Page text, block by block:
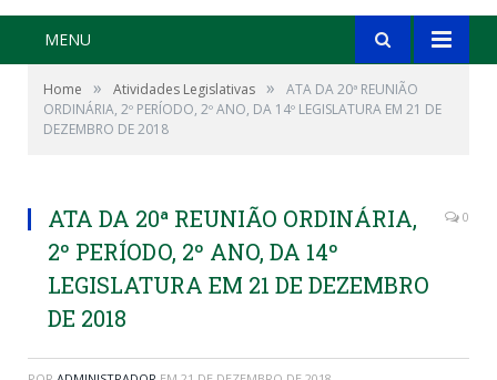
MENU
Home » Atividades Legislativas »
ATA DA 20ª REUNIÃO
ORDINÁRIA, 2º PERÍODO, 2º ANO, DA 14º LEGISLATURA EM 21 DE
DEZEMBRO DE 2018
ATA DA 20ª REUNIÃO ORDINÁRIA,
2º PERÍODO, 2º ANO, DA 14º
LEGISLATURA EM 21 DE DEZEMBRO
DE 2018
0